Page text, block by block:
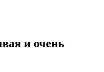
и очень